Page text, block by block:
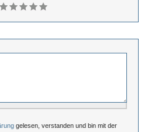
gelesen, verstanden und bin mit der